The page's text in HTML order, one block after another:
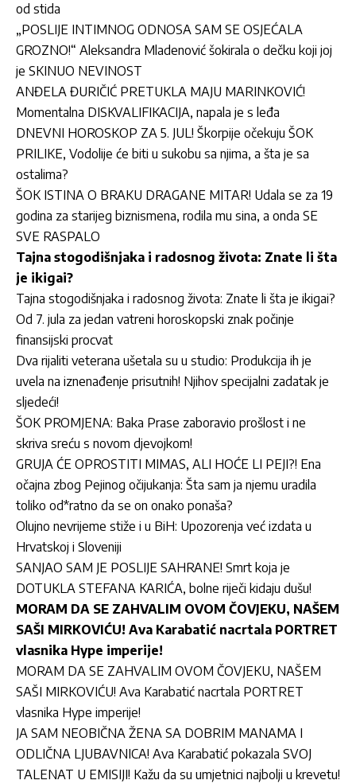
od stida
„POSLIJE INTIMNOG ODNOSA SAM SE OSJEĆALA
GROZNO!“ Aleksandra Mladenović šokirala o dečku koji joj
je SKINUO NEVINOST
ANĐELA ĐURIČIĆ PRETUKLA MAJU MARINKOVIĆ!
Momentalna DISKVALIFIKACIJA, napala je s leđa
DNEVNI HOROSKOP ZA 5. JUL! Škorpije očekuju ŠOK
PRILIKE, Vodolije će biti u sukobu sa njima, a šta je sa
ostalima?
ŠOK ISTINA O BRAKU DRAGANE MITAR! Udala se za 19
godina za starijeg biznismena, rodila mu sina, a onda SE
SVE RASPALO
Tajna stogodišnjaka i radosnog života: Znate li šta
je ikigai?
Tajna stogodišnjaka i radosnog života: Znate li šta je ikigai?
Od 7. jula za jedan vatreni horoskopski znak počinje
finansijski procvat
Dva rijaliti veterana ušetala su u studio: Produkcija ih je
uvela na iznenađenje prisutnih! Njihov specijalni zadatak je
sljedeći!
ŠOK PROMJENA: Baka Prase zaboravio prošlost i ne
skriva sreću s novom djevojkom!
GRUJA ĆE OPROSTITI MIMAS, ALI HOĆE LI PEJI?! Ena
očajna zbog Pejinog očijukanja: Šta sam ja njemu uradila
toliko od*ratno da se on onako ponaša?
Olujno nevrijeme stiže i u BiH: Upozorenja već izdata u
Hrvatskoj i Sloveniji
SANJAO SAM JE POSLIJE SAHRANE! Smrt koja je
DOTUKLA STEFANA KARIĆA, bolne riječi kidaju dušu!
MORAM DA SE ZAHVALIM OVOM ČOVJEKU, NAŠEM
SAŠI MIRKOVIĆU! Ava Karabatić nacrtala PORTRET
vlasnika Hype imperije!
MORAM DA SE ZAHVALIM OVOM ČOVJEKU, NAŠEM
SAŠI MIRKOVIĆU! Ava Karabatić nacrtala PORTRET
vlasnika Hype imperije!
JA SAM NEOBIČNA ŽENA SA DOBRIM MANAMA I
ODLIČNA LJUBAVNICA! Ava Karabatić pokazala SVOJ
TALENAT U EMISIJI! Kažu da su umjetnici najbolji u krevetu!